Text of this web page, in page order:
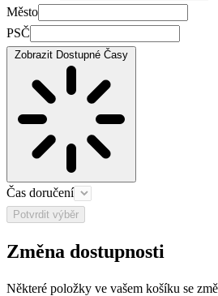
Město
PSČ
Zobrazit Dostupné Časy
Čas doručení
Potvrdit výběr
Změna dostupnosti
Některé položky ve vašem košíku se